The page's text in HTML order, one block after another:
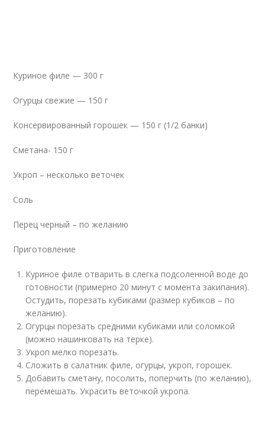
Куриное филе — 300 г
Огурцы свежие — 150 г
Консервированный горошек — 150 г (1/2 банки)
Сметана- 150 г
Укроп – несколько веточек
Соль
Перец черный – по желанию
Приготовление
Куриное филе отварить в слегка подсоленной воде до
готовности (примерно 20 минут с момента закипания).
Остудить, порезать кубиками (размер кубиков – по
желанию).
Огурцы порезать средними кубиками или соломкой
(можно нашинковать на терке).
Укроп мелко порезать.
Сложить в салатник филе, огурцы, укроп, горошек.
Добавить сметану, посолить, поперчить (по желанию),
перемешать. Украсить веточкой укропа.